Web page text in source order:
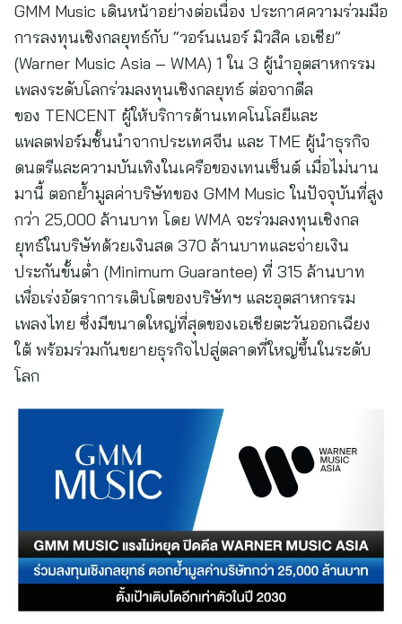
GMM Music เดินหน้าอย่างต่อเนื่อง ประกาศความร่วมมือ
การลงทุนเชิงกลยุทธ์กับ “วอร์นเนอร์ มิวสิค เอเชีย”
(Warner Music Asia – WMA) 1 ใน 3 ผู้นำอุตสาหกรรม
เพลงระดับโลกร่วมลงทุนเชิงกลยุทธ์ ต่อจากดีล
ของ TENCENT ผู้ให้บริการด้านเทคโนโลยีและ
แพลตฟอร์มชั้นนำจากประเทศจีน และ TME ผู้นำธุรกิจ
ดนตรีและความบันเทิงในเครือของเทนเซ็นต์ เมื่อไม่นาน
มานี้ ตอกย้ำมูลค่าบริษัทของ GMM Music ในปัจจุบันที่สูง
กว่า 25,000 ล้านบาท โดย WMA จะร่วมลงทุนเชิงกล
ยุทธ์ในบริษัทด้วยเงินสด 370 ล้านบาทและจ่ายเงิน
ประกันขั้นต่ำ (Minimum Guarantee) ที่ 315 ล้านบาท
เพื่อเร่งอัตราการเติบโตของบริษัทฯ และอุตสาหกรรม
เพลงไทย ซึ่งมีขนาดใหญ่ที่สุดของเอเชียตะวันออกเฉียง
ใต้ พร้อมร่วมกันขยายธุรกิจไปสู่ตลาดที่ใหญ่ขึ้นในระดับ
โลก